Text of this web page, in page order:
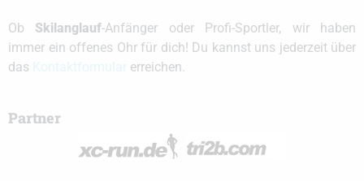
Ob Skilanglauf-Anfänger oder Profi-Sportler, wir haben
immer ein offenes Ohr für dich! Du kannst uns jederzeit über
das
erreichen.
Partner